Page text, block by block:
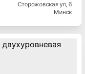
Сторожовская ул, 6
Минск